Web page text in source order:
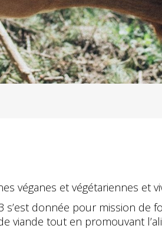
véganes et végétariennes et
s’est donnée pour mission de
viande tout en promouvant